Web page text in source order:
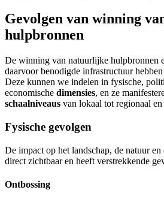
Gevolgen van winning
hulpbronnen
De winning van natuurlijke hulpbronnen
daarvoor benodigde infrastructuur
Deze kunnen we indelen in fysische,
economische dimensies, en ze
schaalniveaus van lokaal tot regionaal
Fysische gevolgen
De impact op het landschap, de natuur en
direct zichtbaar en heeft verstrekkende
Ontbossing